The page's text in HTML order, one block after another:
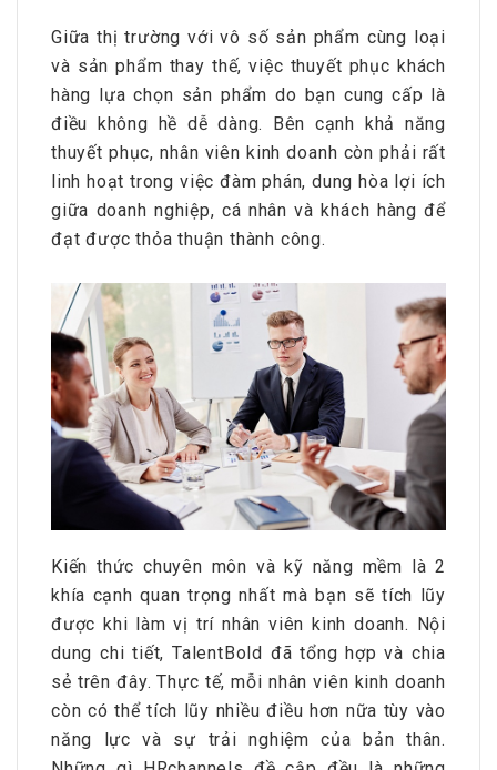
Giữa thị trường với vô số sản phẩm cùng loại
và sản phẩm thay thế, việc thuyết phục khách
hàng lựa chọn sản phẩm do bạn cung cấp là
điều không hề dễ dàng. Bên cạnh khả năng
thuyết phục, nhân viên kinh doanh còn phải rất
linh hoạt trong việc đàm phán, dung hòa lợi ích
giữa doanh nghiệp, cá nhân và khách hàng để
đạt được thỏa thuận thành công.
Kiến thức chuyên môn và kỹ năng mềm là 2
khía cạnh quan trọng nhất mà bạn sẽ tích lũy
được khi làm vị trí nhân viên kinh doanh. Nội
dung chi tiết, TalentBold đã tổng hợp và chia
sẻ trên đây. Thực tế, mỗi nhân viên kinh doanh
còn có thể tích lũy nhiều điều hơn nữa tùy vào
năng lực và sự trải nghiệm của bản thân.